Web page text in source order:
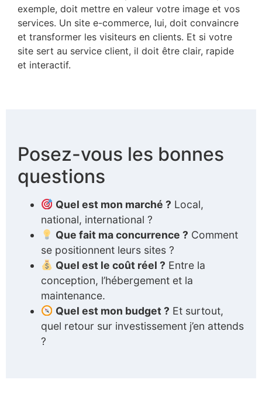
exemple, doit mettre en valeur votre image et vos
services. Un site e-commerce, lui, doit convaincre
et transformer les visiteurs en clients. Et si votre
site sert au service client, il doit être clair, rapide
et interactif.
Posez-vous les bonnes
questions
Quel est mon marché ? Local,
national, international ?
Que fait ma concurrence ? Comment
se positionnent leurs sites ?
Quel est le coût réel ? Entre la
conception, l’hébergement et la
maintenance.
Quel est mon budget ? Et surtout,
quel retour sur investissement j’en attends
?